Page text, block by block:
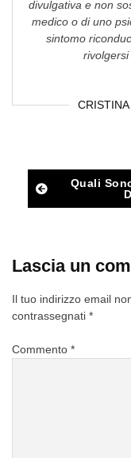
divulgativa e non
medico o di uno
sintomo
rivolgersi
PostQuali
Lascia un
Il tuo indirizzo email
contrassegnati *
Commento *